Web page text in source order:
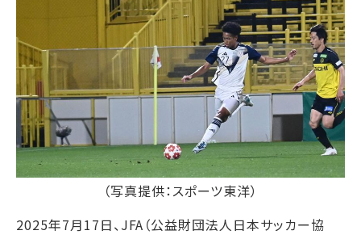
（写真提供：スポーツ東洋）
2025年7月17日、JFA（公益財団法人日本サッカー協